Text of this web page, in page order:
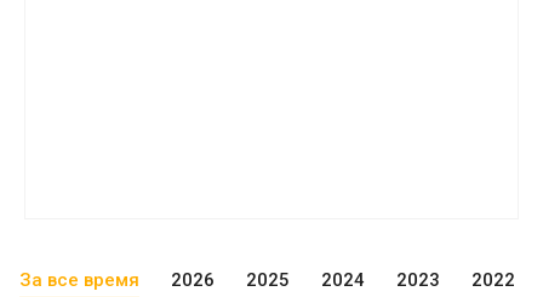
За все время 2026 2025 2024 2023
2022